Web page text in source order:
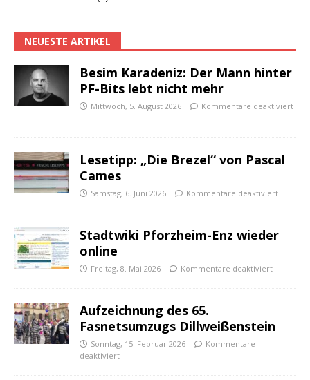
NEUESTE ARTIKEL
Besim Karadeniz: Der Mann hinter
PF-Bits lebt nicht mehr
Mittwoch, 5. August 2026 Kommentare deaktiviert
Lesetipp: „Die Brezel“ von Pascal
Cames
Samstag, 6. Juni 2026 Kommentare deaktiviert
Stadtwiki Pforzheim-Enz wieder
online
Freitag, 8. Mai 2026 Kommentare deaktiviert
Aufzeichnung des 65.
Fasnetsumzugs Dillweißenstein
Sonntag, 15. Februar 2026
Kommentare
deaktiviert